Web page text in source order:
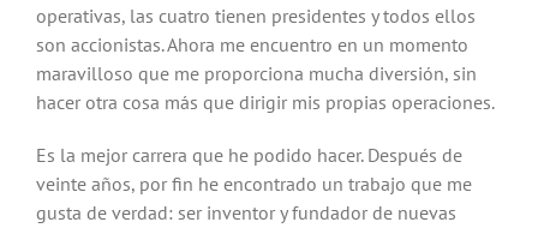
operativas, las cuatro tienen presidentes y todos ellos
son accionistas. Ahora me encuentro en un momento
maravilloso que me proporciona mucha diversión, sin
hacer otra cosa más que dirigir mis propias operaciones.
Es la mejor carrera que he podido hacer. Después de
veinte años, por fin he encontrado un trabajo que me
gusta de verdad: ser inventor y fundador de nuevas